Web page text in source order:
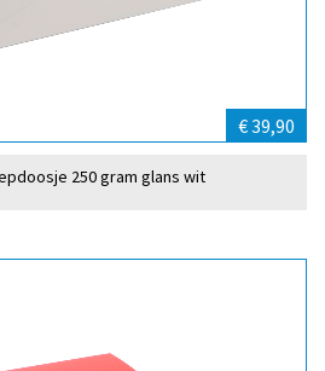
€ 39,90
250 gram glans wit